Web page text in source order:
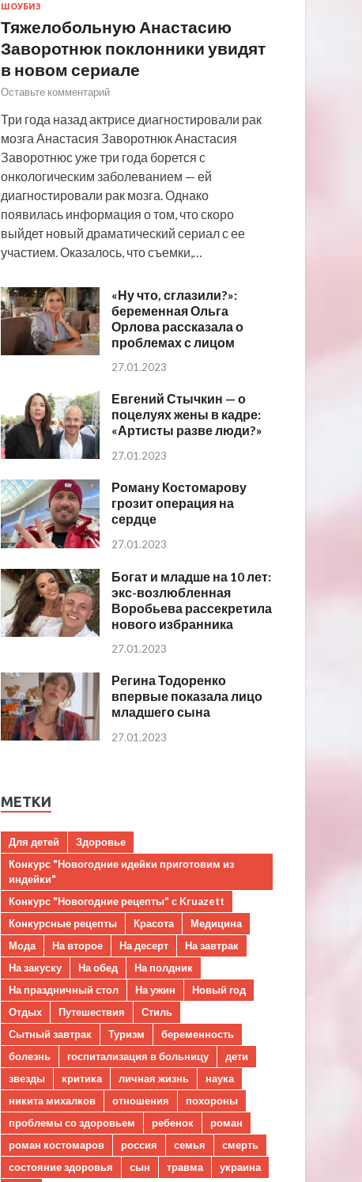
ШОУБИЗ
Тяжелобольную Анастасию
Заворотнюк поклонники увидят
в новом сериале
Оставьте комментарий
Три года назад актрисе диагностировали рак
мозга Анастасия Заворотнюк Анастасия
Заворотнюс уже три года борется с
онкологическим заболеванием — ей
диагностировали рак мозга. Однако
появилась информация о том, что скоро
выйдет новый драматический сериал с ее
участием. Оказалось, что съемки,…
«Ну что, сглазили?»:
беременная Ольга
Орлова рассказала о
проблемах с лицом
27.01.2023
Евгений Стычкин — о
поцелуях жены в кадре:
«Артисты разве люди?»
27.01.2023
Роману Костомарову
грозит операция на
сердце
27.01.2023
Богат и младше на 10 лет:
экс-возлюбленная
Воробьева рассекретила
нового избранника
27.01.2023
Регина Тодоренко
впервые показала лицо
младшего сына
27.01.2023
МЕТКИ
Для детей
Здоровье
Конкурс "Новогодние идейки приготовим из
индейки"
Конкурс "Новогодние рецепты" с Kruazett
Конкурсные рецепты
Красота
Медицина
Мода
На второе На десерт
На завтрак
На закуску
На обед
На полдник
На праздничный стол
На ужин
Новый год
Отдых
Путешествия
Стиль
Сытный завтрак
Туризм
беременность
болезнь
госпитализация в больницу
дети
звезды
критика личная жизнь
наука
никита михалков
отношения
похороны
проблемы со здоровьем
ребенок
роман
роман костомаров
россия семья
смерть
состояние здоровья
сын травма украина